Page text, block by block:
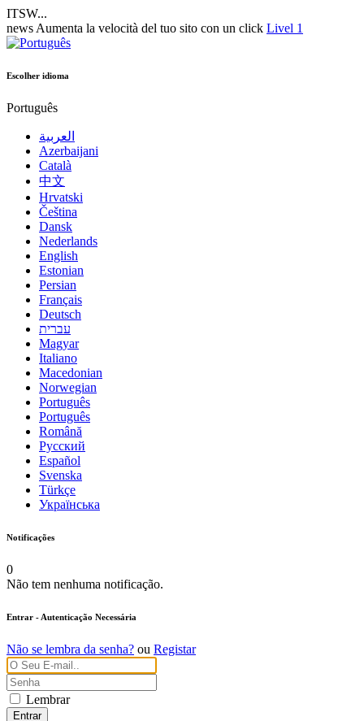
ITSW...
news Aumenta la velocità del tuo sito con un click Livel 1
Escolher idioma
Português
العربية
Azerbaijani
Català
中文
Hrvatski
Čeština
Dansk
Nederlands
English
Estonian
Persian
Français
Deutsch
עברית
Magyar
Italiano
Macedonian
Norwegian
Português
Português
Română
Русский
Español
Svenska
Türkçe
Українська
Notificações
0
Não tem nenhuma notificação.
Entrar - Autenticação Necessária
Não se lembra da senha? ou Registar
Lembrar